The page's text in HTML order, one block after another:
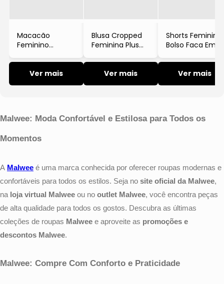
Legging
Saia
Short e
Babydoll
Pijama
Calça
Legging
Saia
Casaco e
Jaqueta
Polo
Regata e
Legging
Short e
Bermuda
Pijama
Calça
Legging
Short e
Top
Camisa
Camiseta e
Regata
Casaco e
Macacão
Feminino
V Com Cinto Em
Viscolinho
Ver mais
Blusa Cropped
Feminina Plus
Longa Em Malha
Viscolinho
Stretch
Ver mais
Shorts Feminino
Bolso Faca Em
Ver mais
Malwee: Moda Confortável e Estilosa para Todos os
Momentos
A Malwee é uma marca conhecida por oferecer roupas modernas e
confortáveis para todos os estilos. Seja no site oficial da Malwee,
na loja virtual Malwee ou no outlet Malwee, você encontra peças
de alta qualidade para todos os gostos. Descubra as últimas
coleções de roupas Malwee e aproveite as promoções e
descontos Malwee.
Malwee: Compre Com Conforto e Praticidade